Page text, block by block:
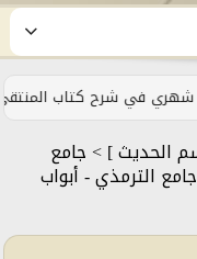
في شرح كتاب المنتقى من
الحديث ] > جامع
جامع الترمذي - أبواب